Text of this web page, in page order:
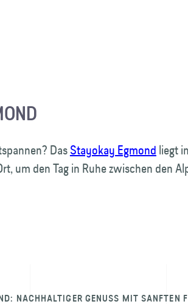
DasStayokay Egmond liegt
um den Tag in Ruhe zwischen den
NACHHALTIGER GENUSS MIT SANFTEN